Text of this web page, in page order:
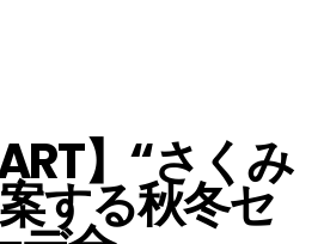
】“さくみ
する秋冬セ